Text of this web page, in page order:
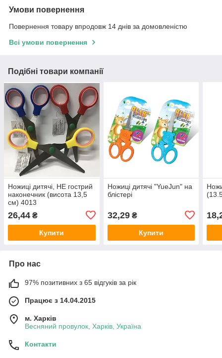
Умови повернення
Повернення товару впродовж 14 днів за домовленістю
Всі умови повернення
Подібні товари компанії
Ножиці дитячі, НЕ гострий
наконечник (висота 13,5
см) 4013
26,44 ₴
Купити
Ножиці дитячі "YueJun" на
блістері
32,29₴
Купити
Про нас
97% позитивних з 65 відгуків за рік
Працює з 14.04.2015
м. Харків
Весняний провулок, Харків, Україна
Контакти